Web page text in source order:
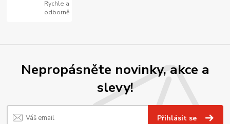
Rychle a
odborně
Nepropásněte novinky, akce a
slevy!
Přihlásit se